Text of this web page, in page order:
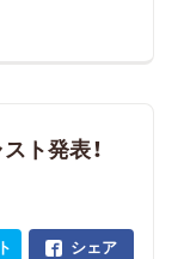
ト発表！
シェア